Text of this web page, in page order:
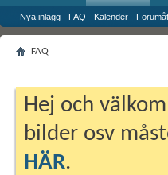
Nya inlägg FAQ Kalender
FAQ
Hej och
bilder osv
HÄR.